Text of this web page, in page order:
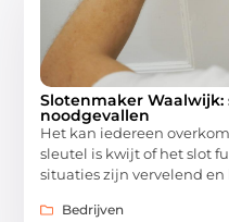
Slotenmaker
noodgevallen
Het kan iedereen
sleutel is kwijt of het slot
situaties zijn vervelend en
Bedrijven